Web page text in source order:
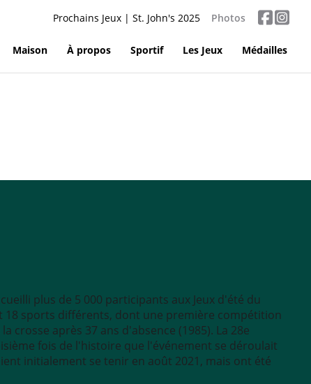
Prochains Jeux | St. John's 2025 Photos
Maison À propos Sportif Les Jeux Médailles
plus de 5 000 participants aux Jeux d'été du
18 sports différents, dont une première compétition
crosse après 37 ans d'absence (1985). La 28e
fois de l'histoire que l'événement se déroulait
initialement se tenir en août 2021, mais ont été